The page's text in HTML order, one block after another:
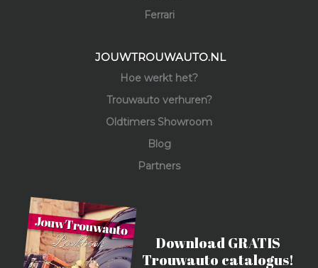
Ferrari
JOUWTROUWAUTO.NL
Hoe werkt het?
Trouwauto verhuren?
Oldtimers Showroom
Blog
Partners
Download GRATIS
Trouwauto catalogus!